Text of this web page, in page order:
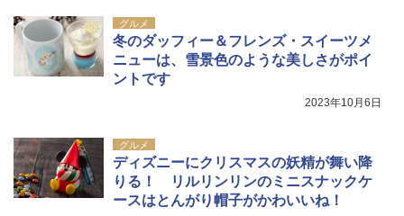
グルメ
冬のダッフィー＆フレンズ・スイーツメ
ニューは、雪景色のような美しさがポイ
ントです
2023年10月6日
グルメ
ディズニーにクリスマスの妖精が舞い降
りる！ リルリンリンのミニスナックケ
ースはとんがり帽子がかわいいね！